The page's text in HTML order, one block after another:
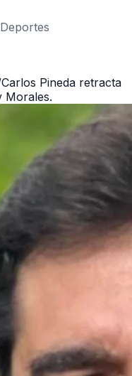
Deportes
Carlos Pineda retracta
Morales.